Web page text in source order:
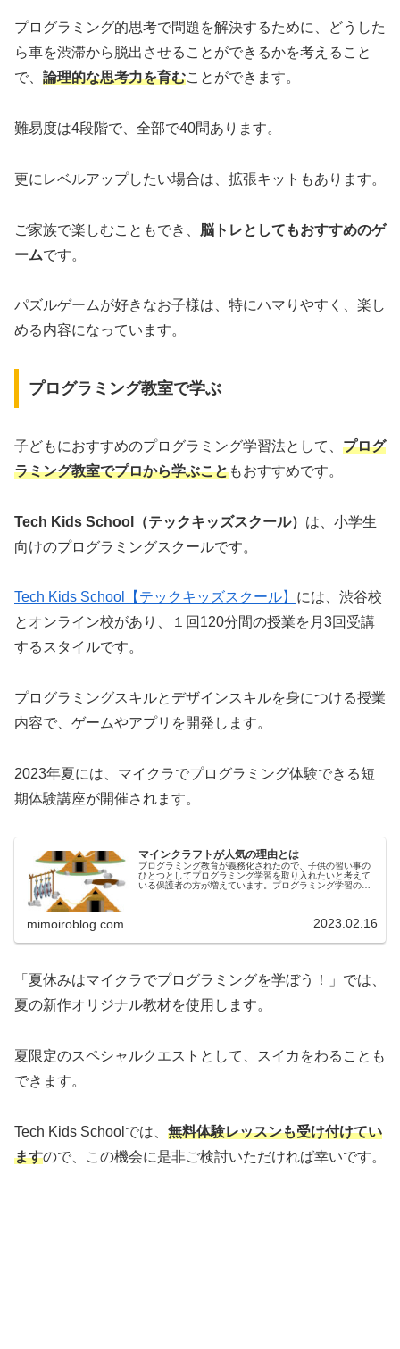
プログラミング的思考で問題を解決するために、どうした
ら車を渋滞から脱出させることができるかを考えること
で、 論理的な思考力を育むことができます。
難易度は4段階で、全部で40問あります。
更にレベルアップしたい場合は、拡張キットもあります。
ご家族で楽しむこともでき、 脳トレとしてもおすすめのゲ
ームです。
パズルゲームが好きなお子様は、特にハマりやすく、楽し
める内容になっています。
プログラミング教室で学ぶ
子どもにおすすめのプログラミング学習法として、 プログ
ラミング教室でプロから学ぶこともおすすめです。
Tech Kids School（テックキッズスクール） は、小学生
向けのプログラミングスクールです。
Tech Kids School【テックキッズスクール】 には、渋谷校
とオンライン校があり、１回120分間の授業を月3回受講
するスタイルです。
プログラミングスキルとデザインスキルを身につける授業
内容で、ゲームやアプリを開発します。
2023年夏には、マイクラでプログラミング体験できる短
期体験講座が開催されます。
マインクラフトが人気の理由とは
プログラミング教育が義務化されたので、子供の習い事の
ひとつとしてプログラミング学習を取り入れたいと考えて
いる保護者の方が増えています。プログラミング学習の中
mimoiroblog.com 2023.02.16
「夏休みはマイクラでプログラミングを学ぼう！」では、
夏の新作オリジナル教材を使用します。
夏限定のスペシャルクエストとして、スイカをわることも
できます。
Tech Kids Schoolでは、 無料体験レッスンも受け付けてい
ますので、この機会に是非ご検討いただければ幸いです。